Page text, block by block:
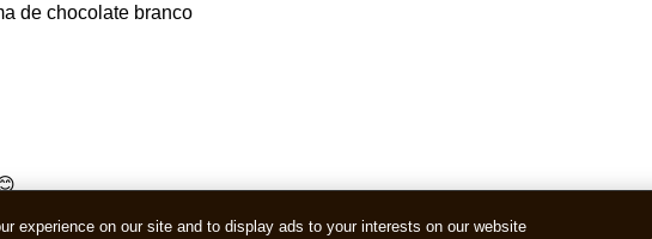
de chocolate branco
experience on our site and to display ads to your interests on our website